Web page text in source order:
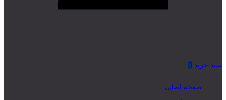
سبد خرید 0
صفحه اصلی